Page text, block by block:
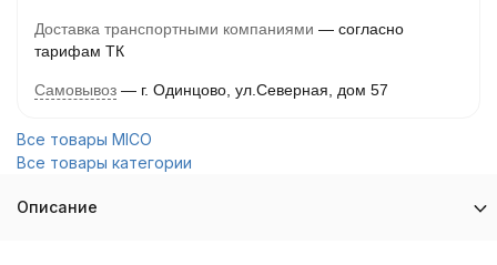
Доставка транспортными компаниями
согласно
тарифам ТК
Самовывоз г. Одинцово, ул.Северная, дом 57
Все товары MICO
Все товары категории
Описание